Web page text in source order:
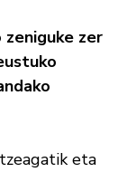
zeniguke zer
eta